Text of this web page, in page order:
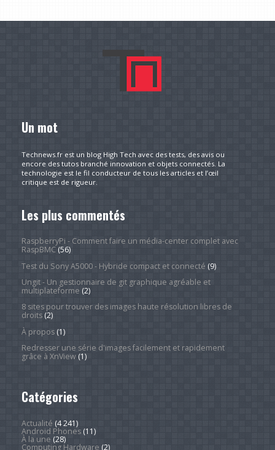
Un mot
Technews.fr est un blog High Tech avec des tests, des avis ou
encore des tutos branché innovation et objets connectés. La
technologie est le fil conducteur de tous les articles et l’œil
critique est de rigueur.
Les plus commentés
RaspberryPi - Comment faire un média-center complet avec
RaspBMC(56)
Test du Sony A5000 - Hybride compact et connecté (9)
Ungit - Un gestionnaire de git graphique agréable et
multiplateforme (2)
8 sites pour trouver des images haute résolution libres de
droits(2)
À propos(1)
Redresser une série d'images facilement et rapidement
grâce à XnView(1)
Catégories
Actualité (4 241)
Android Phones(11)
À la une (28)
Computing Hardware (2)